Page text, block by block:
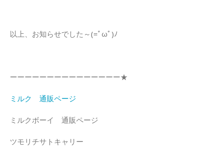
以上、お知らせでした～(=ﾟωﾟ)ﾉ
ーーーーーーーーーーーーーーー★
ミルク 通販ページ
ミルクボーイ 通販ページ
ツモリチサトキャリー